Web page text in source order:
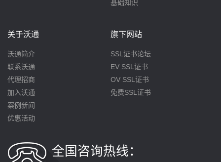
基础知识
关于沃通
沃通简介
联系沃通
代理招商
加入沃通
案例新闻
优惠活动
旗下网站
SSL证书论坛
EV SSL证书
OV SSL证书
免费SSL证书
全国咨询热线：